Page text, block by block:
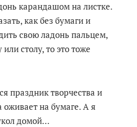
карандашом на листке.
как без бумаги и
свою ладонь пальцем,
столу, то это тоже
праздник творчества и
оживает на бумаге. А я
домой…